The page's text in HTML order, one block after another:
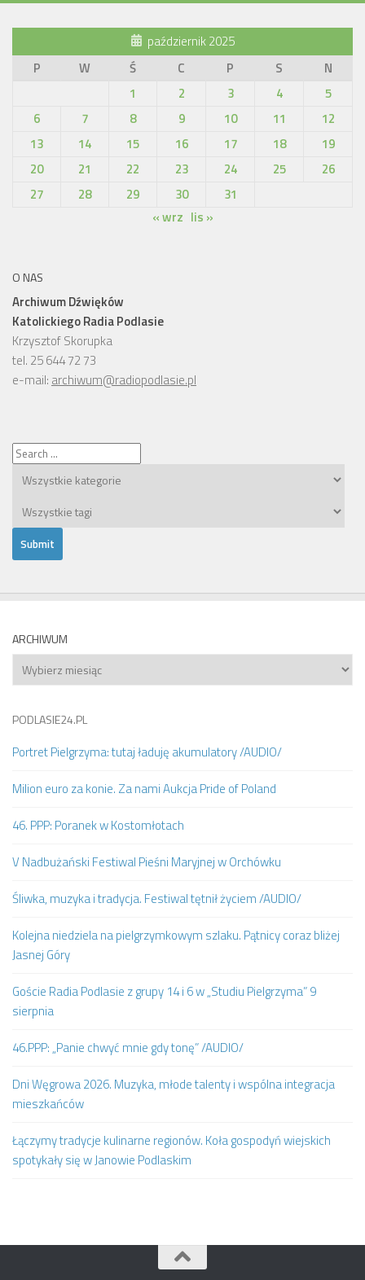
październik 2025
P
W Ś C P S
N
1
2 3 4
5
6
7 8 9 10 11
12
13
14 15 16 17 18
19
20
21 22 23 24 25
26
27
28 29 30
31
« wrz lis »
O NAS
Archiwum Dźwięków
Katolickiego Radia Podlasie
Krzysztof Skorupka
tel. 25 644 72 73
e-mail: archiwum@radiopodlasie.pl
ARCHIWUM
Archiwum
PODLASIE24.PL
Portret Pielgrzyma: tutaj ładuję akumulatory /AUDIO/
Milion euro za konie. Za nami Aukcja Pride of Poland
46. PPP: Poranek w Kostomłotach
V Nadbużański Festiwal Pieśni Maryjnej w Orchówku
Śliwka, muzyka i tradycja. Festiwal tętnił życiem /AUDIO/
Kolejna niedziela na pielgrzymkowym szlaku. Pątnicy coraz bliżej
Jasnej Góry
Goście Radia Podlasie z grupy 14 i 6 w „Studiu Pielgrzyma” 9
sierpnia
46.PPP: „Panie chwyć mnie gdy tonę” /AUDIO/
Dni Węgrowa 2026. Muzyka, młode talenty i wspólna integracja
mieszkańców
Łączymy tradycje kulinarne regionów. Koła gospodyń wiejskich
spotykały się w Janowie Podlaskim